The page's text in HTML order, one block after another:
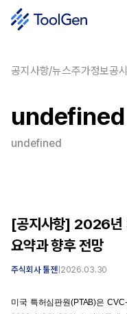
공지사항/뉴스주가정보공
undefined
undefined
[공지사항] 2026년
요약과 향후 전망
주식회사 툴젠| 2026.03.30
미국 특허심판원(PTAB)은